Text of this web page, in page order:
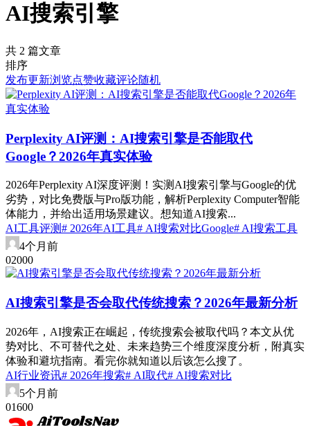
AI搜索引擎
共 2 篇文章
排序
发布更新浏览点赞收藏评论随机
Perplexity AI评测：AI搜索引擎是否能取代
Google？2026年真实体验
2026年Perplexity AI深度评测！实测AI搜索引擎与Google的优
劣势，对比免费版与Pro版功能，解析Perplexity Computer智能
体能力，并给出适用场景建议。想知道AI搜索...
AI工具评测# 2026年AI工具# AI搜索对比Google# AI搜索工具
4个月前
02000
AI搜索引擎是否会取代传统搜索？2026年最新分析
2026年，AI搜索正在崛起，传统搜索会被取代吗？本文从优
势对比、不可替代之处、未来趋势三个维度深度分析，附真实
体验和避坑指南。看完你就知道以后该怎么搜了。
AI行业资讯# 2026年搜索# AI取代# AI搜索对比
5个月前
01600